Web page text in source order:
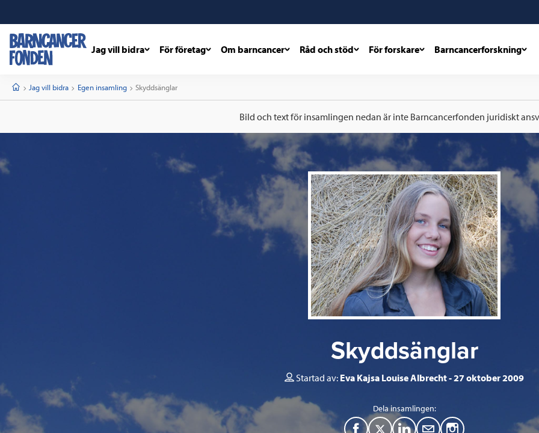
Jag vill bidra För företag Om barncancer Råd och stöd För forskare Barncancerforskning
StartJag vill bidra Egen insamling Current:
Skyddsänglar
Bild och text för insamlingen nedan är inte Barncancerfonden juridiskt
Skyddsänglar
Startad av: Eva Kajsa Louise Albrecht 27 oktober 2009
Dela insamlingen:
F
T
L
M